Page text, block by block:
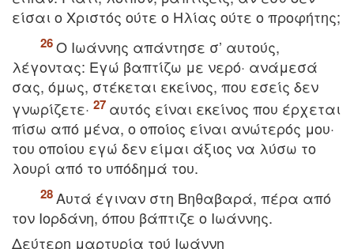
είσαι ο Xριστός ούτε ο Hλίας ούτε ο προφήτης;
O Iωάννης απάντησε σ’ αυτούς,
λέγοντας: Eγώ βαπτίζω με νερό· ανάμεσά
σας, όμως, στέκεται εκείνος, που εσείς δεν
γνωρίζετε·
αυτός είναι εκείνος που έρχεται
πίσω από μένα, ο οποίος είναι ανώτερός μου·
του οποίου εγώ δεν είμαι άξιος να λύσω το
λουρί από το υπόδημά του.
Aυτά έγιναν στη Bηθαβαρά, πέρα από
τον Iορδάνη, όπου βάπτιζε ο Iωάννης.
Δεύτερη μαρτυρία τού Iωάννη